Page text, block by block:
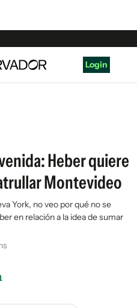
Login
Heber quiere
Montevideo
York, no veo por qué no se
en relación a la idea de sumar